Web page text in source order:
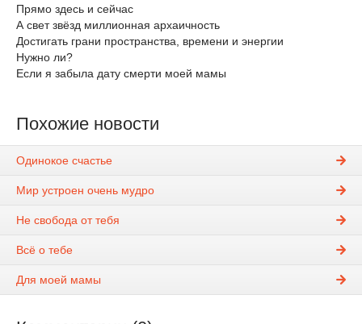
Прямо здесь и сейчас
А свет звёзд миллионная архаичность
Достигать грани пространства, времени и энергии
Нужно ли?
Если я забыла дату смерти моей мамы
Похожие новости
Одинокое счастье
Мир устроен очень мудро
Не свобода от тебя
Всё о тебе
Для моей мамы